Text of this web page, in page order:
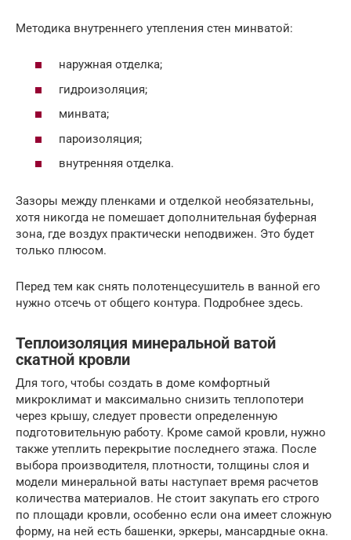
Методика внутреннего утепления стен минватой:
наружная отделка;
гидроизоляция;
минвата;
пароизоляция;
внутренняя отделка.
Зазоры между пленками и отделкой необязательны,
хотя никогда не помешает дополнительная буферная
зона, где воздух практически неподвижен. Это будет
только плюсом.
Перед тем как снять полотенцесушитель в ванной его
нужно отсечь от общего контура. Подробнее здесь.
Теплоизоляция минеральной ватой
скатной кровли
Для того, чтобы создать в доме комфортный
микроклимат и максимально снизить теплопотери
через крышу, следует провести определенную
подготовительную работу. Кроме самой кровли, нужно
также утеплить перекрытие последнего этажа. После
выбора производителя, плотности, толщины слоя и
модели минеральной ваты наступает время расчетов
количества материалов. Не стоит закупать его строго
по площади кровли, особенно если она имеет сложную
форму, на ней есть башенки, эркеры, мансардные окна.